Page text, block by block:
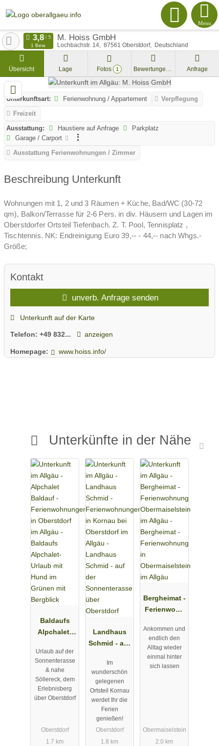
Menu
M. Hoiss GmbH
Lochbachstr. 14 87561 Oberstdorf Deutschland
1 Bew.
Übersicht Lage Fotos 1 Bewertungen Anfrage
Unterkunftsart: Ferienwohnung / Appartement
Verpflegung
Freizeit
Ausstattung:
Haustiere auf Anfrage
Parkplatz
Garage / Carport
Ausstattung Ferienwohnungen / Zimmer
Beschreibung Unterkunft
Wohnungen mit 1, 2 und 3 Räumen + Küche, Bad/WC (30-72
qm), Balkon/Terrasse für 2-6 Pers. in div. Häusern und Lagen im
Oberstdorfer Ortsteil Tiefenbach. Z. T. Pool, Tennisplatz ,
Tischtennis. NK: Endreinigung Euro 39,-- - 44,-- nach Whgs.-
Größe;
Kontakt
unverb. Anfrage senden
Unterkunft auf der Karte
Telefon: +49 832... anzeigen
Homepage: www.hoiss.info/
Unterkünfte in der Nähe
Baldaufs
Alpchalet-
Hund im
Grünen mit
Bergblick
Urlaub auf der
Sonnenterasse
& nahe
Söllereck, dem
Erlebnisberg
über Oberstdorf
Oberstdorf
1.7 km
Landhaus
Schmid - auf
Sonnenteras
se über
Oberstdorf
Im
wunderschön
gelegenen
Ortsteil Kornau
werdet Ihr die
Ferien
genießen!
Oberstdorf
1.8 km
Bergheimat -
Ferienwohn
Obermaisels
tein im
Allgäu
Ankommen und
endlich den
Alltag wieder
einmal hinter
sich lassen
Obermaiselstein
2.0 km